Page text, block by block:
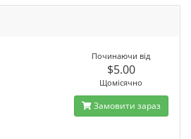
Починаючи від
$5.00
Щомісячно
Замовити зараз